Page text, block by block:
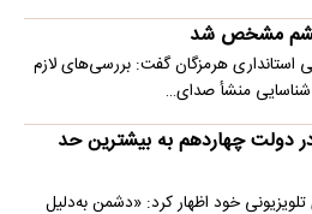
قشم مشخص شد
استانداری هرمزگان گفت: بررسی‌های لازم
منشأ صدای…
دولت چهاردهم به بیشترین حد
خود اظهار کرد: «دشمن به‌دلیل